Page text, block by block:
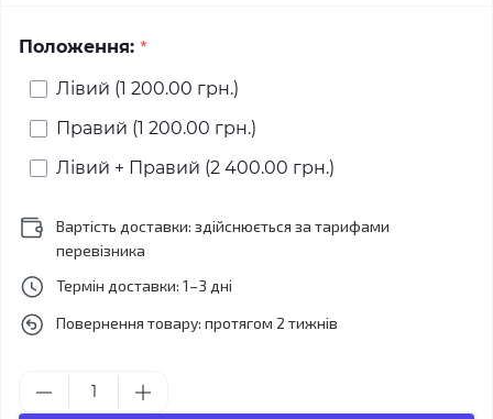
Положення: *
Лівий (1 200.00 грн.)
Правий (1 200.00 грн.)
Лівий + Правий (2 400.00 грн.)
Вартість доставки: здійснюється за тарифами
перевізника
Термін доставки: 1–3 дні
Повернення товару: протягом 2 тижнів